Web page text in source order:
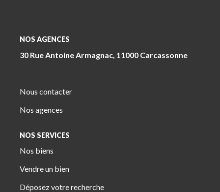
NOS AGENCES
30 Rue Antoine Armagnac, 11000 Carcassonne
Nous contacter
Nos agences
NOS SERVICES
Nos biens
Vendre un bien
Déposez votre recherche